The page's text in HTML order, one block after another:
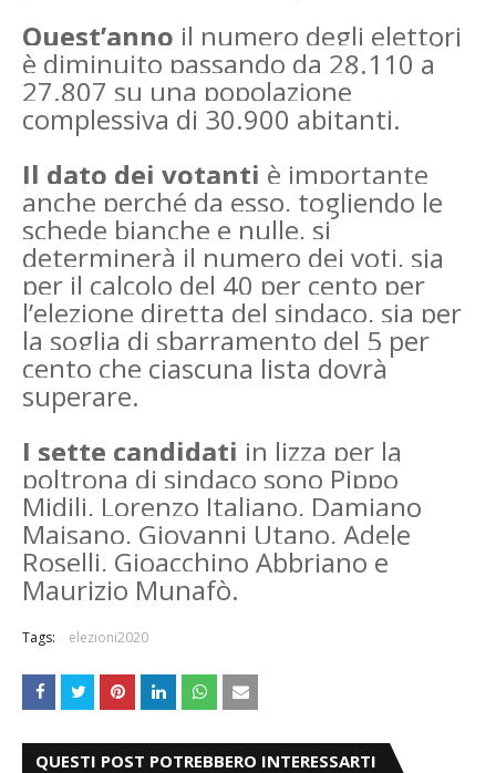
Quest’anno il numero degli elettori
è diminuito passando da 28.110 a
27.807 su una popolazione
complessiva di 30.900 abitanti.
Il dato dei votanti è importante
anche perché da esso, togliendo le
schede bianche e nulle, si
determinerà il numero dei voti, sia
per il calcolo del 40 per cento per
l’elezione diretta del sindaco, sia per
la soglia di sbarramento del 5 per
cento che ciascuna lista dovrà
superare.
I sette candidati in lizza per la
poltrona di sindaco sono Pippo
Midili, Lorenzo Italiano, Damiano
Maisano, Giovanni Utano, Adele
Roselli, Gioacchino Abbriano e
Maurizio Munafò.
Tags: elezioni2020
QUESTI POST POTREBBERO INTERESSARTI